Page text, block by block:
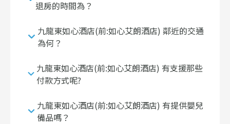
退房的時間為？
九龍東如心酒店(前:如心艾朗酒店) 鄰近的交通
為何？
九龍東如心酒店(前:如心艾朗酒店) 有支援那些
付款方式呢?
九龍東如心酒店(前:如心艾朗酒店) 有提供嬰兒
備品嗎？